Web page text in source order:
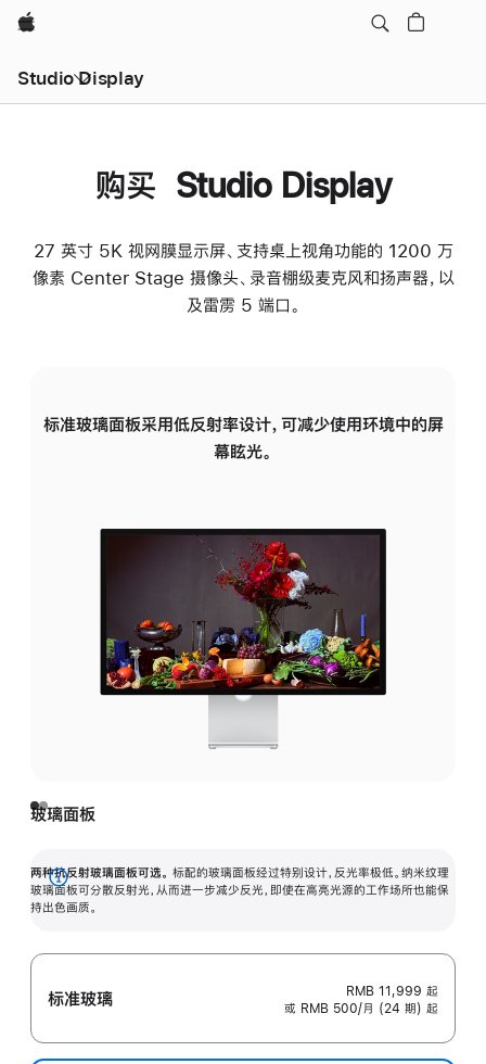
Apple
Studio Display
购买 Studio Display
27 英寸 5K 视网膜显示屏、支持桌上视角功能的 1200 万
像素 Center Stage 摄像头、录音棚级麦克风和扬声器，以
及雷雳 5 端口。
标准玻璃面板采用低反射率设计，可减少使用环境中的屏
幕眩光。
玻璃面板
两种抗反射玻璃面板可选。 标配的玻璃面板经过特别设计，反光率极低。纳米纹理
玻璃面板可分散反射光，从而进一步减少反光，即使在高亮光源的工作场所也能保
持出色画质。
展
开
标准玻璃 RMB 11,999 起
或 RMB 500/月 (24 期) 起